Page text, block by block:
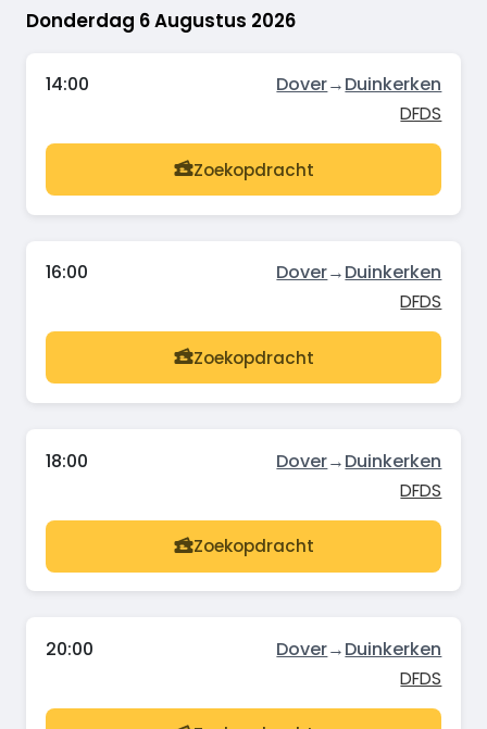
Donderdag 6 Augustus 2026
14:00 Dover→Duinkerken
DFDS
Zoekopdracht
16:00 Dover→Duinkerken
DFDS
Zoekopdracht
18:00 Dover→Duinkerken
DFDS
Zoekopdracht
20:00 Dover→Duinkerken
DFDS